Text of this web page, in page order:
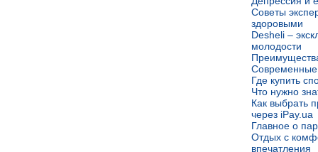
Советы
здоровыми
Desheli –
молодости
Современные
Где купить
Что нужно
Как выбрать
через iPay.ua
Главное о
Отдых с
впечатления